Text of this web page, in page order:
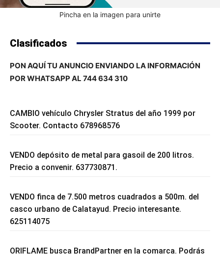
Pincha en la imagen para unirte
Clasificados
PON AQUÍ TU ANUNCIO ENVIANDO LA INFORMACIÓN
POR WHATSAPP AL 744 634 310
CAMBIO vehículo Chrysler Stratus del año 1999 por
Scooter. Contacto 678968576
VENDO depósito de metal para gasoil de 200 litros.
Precio a convenir. 637730871.
VENDO finca de 7.500 metros cuadrados a 500m. del
casco urbano de Calatayud. Precio interesante.
625114075
ORIFLAME busca BrandPartner en la comarca. Podrás